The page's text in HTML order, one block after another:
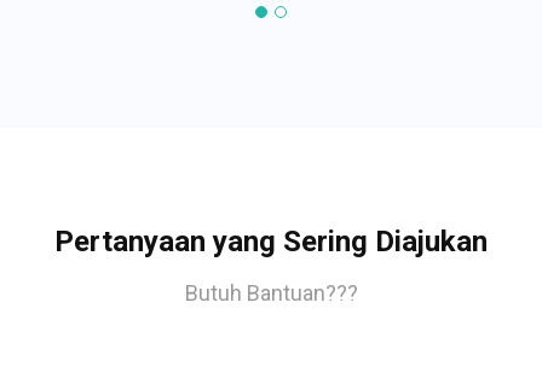
Pertanyaan yang Sering Diajukan
Butuh Bantuan???